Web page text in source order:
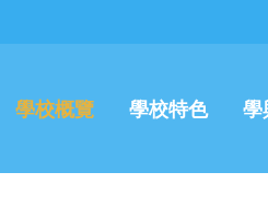
學校概覽 學校特色 學